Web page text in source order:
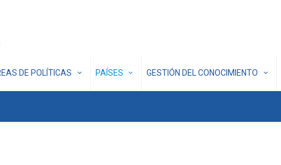
DE POLÍTICAS PAÍSES GESTIÓN DEL CONOCIMIENTO